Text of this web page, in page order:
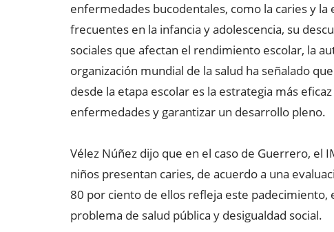
enfermedades bucodentales, como la caries y
frecuentes en la infancia y adolescencia, su
sociales que afectan el rendimiento escolar, la
organización mundial de la salud ha señalado
desde la etapa escolar es la estrategia más
enfermedades y garantizar un desarrollo pleno.
Vélez Núñez dijo que en el caso de Guerrero, el
niños presentan caries, de acuerdo a una
80 por ciento de ellos refleja este padecimiento,
problema de salud pública y desigualdad social.